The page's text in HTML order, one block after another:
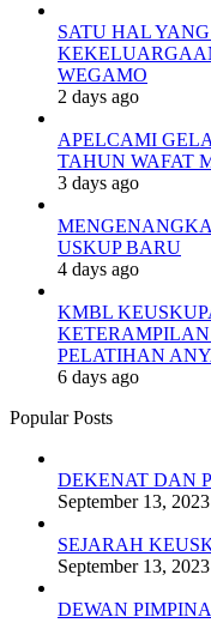
SATU HAL
WEGAMO
2 days ago
APELCAMI
TAHUN WAFAT
3 days ago
USKUP BARU
4 days ago
KMBL
PELATIHAN
6 days ago
Popular Posts
DEKENAT DAN
September 13, 2023
SEJARAH
September 13, 2023
DEWAN